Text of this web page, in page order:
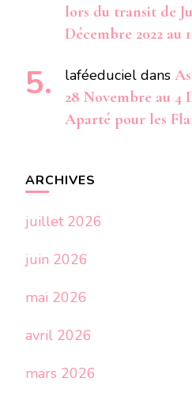
lors du transit de
Décembre 2022 au
laféeduciel dans
28 Novembre au 4
Aparté pour les
ARCHIVES
juillet 2026
juin 2026
mai 2026
avril 2026
mars 2026